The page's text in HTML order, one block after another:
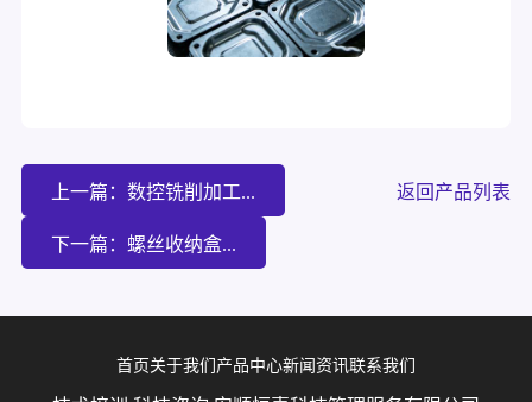
上一篇：数控铣削加工... 返回产品列表
下一篇：螺丝收纳盒...
首页 关于我们 产品中心新闻资讯联系我们